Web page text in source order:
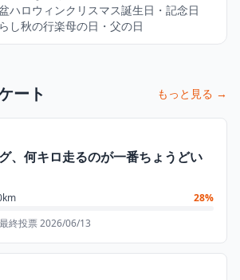
ハロウィンクリスマス誕生日・記念日
し秋の行楽母の日・父の日
ート もっと見る →
、何キロ走るのが一番ちょうどい
28%
最終投票 2026/06/13